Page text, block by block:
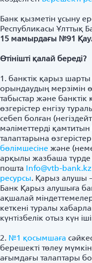
Банк қызметін ұсыну
Республикасы Ұлттық
15 мамырдағы №91
Өтінішті қалай береді?
1. банктік қарыз
орындаудың мерзімін
табыстар және
өзгерістер енгізу
себеп болған
мәліметтерді
талаптарына
бөлімшесіне және
арқылы жазбаша түрде
пошта Info@vtb-bank.kz
ресурсы. Қарыз алушы –
Банк Қарыз алушыға
ақшалай
кеткені туралы
күнтізбелік отыз күн
2. №1 қосымшаға
берешекті төлеу
ағымдағы талаптары